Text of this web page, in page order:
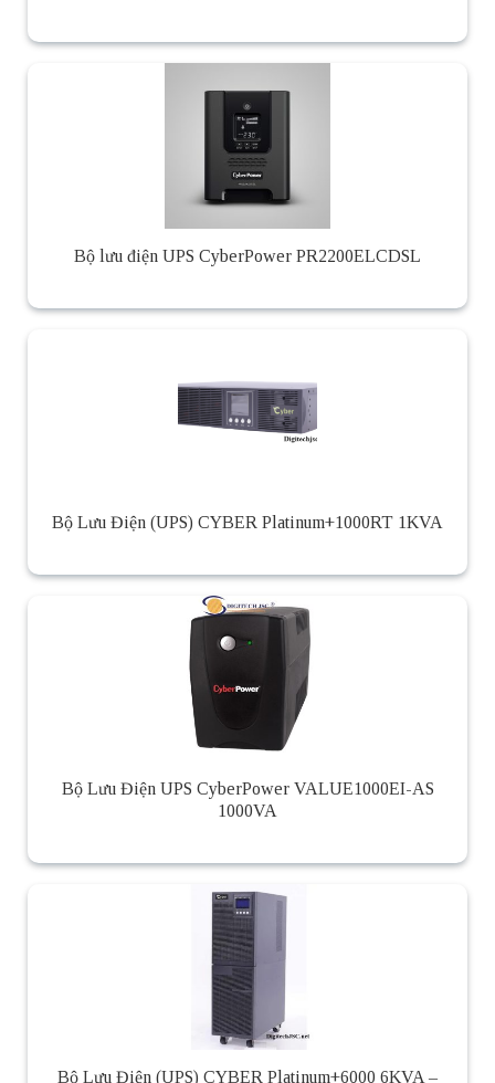
Bộ lưu điện UPS CyberPower PR2200ELCDSL
Bộ Lưu Điện (UPS) CYBER Platinum+1000RT 1KVA
Bộ Lưu Điện UPS CyberPower VALUE1000EI-AS
1000VA
Bộ Lưu Điện (UPS) CYBER Platinum+6000 6KVA –